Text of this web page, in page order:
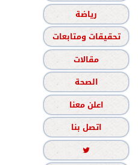
رياضة
تحقيقات ومتابعات
مقالات
الصحة
اعلن معنا
اتصل بنا
